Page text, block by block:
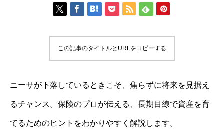
この記事のタイトルとURLをコピーする
ニーサが下落しているときこそ、焦らずに将来を見据え
るチャンス。保険のプロが伝える、長期目線で資産を育
てるためのヒントをわかりやすく解説します。